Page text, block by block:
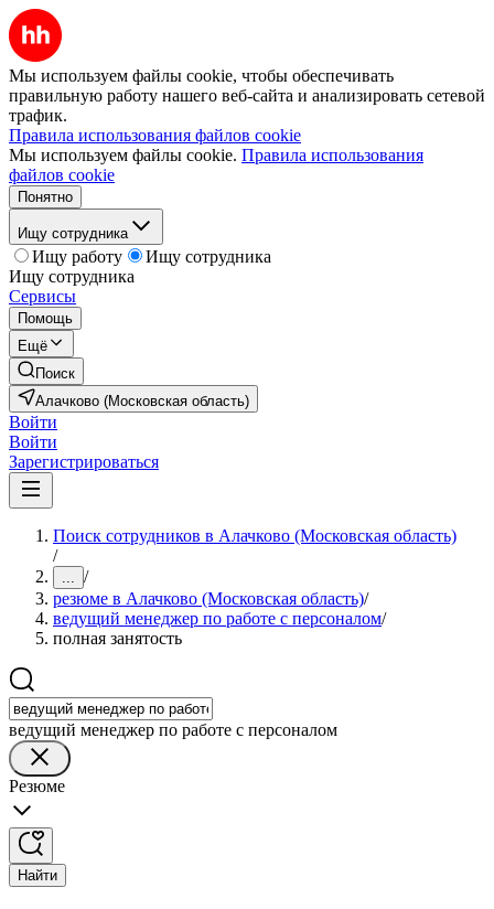
Мы используем файлы cookie, чтобы обеспечивать
правильную работу нашего веб-сайта и анализировать сетевой
трафик.
Правила использования файлов cookie
Мы используем файлы cookie. Правила использования
файлов cookie
Понятно
Ищу сотрудника
Ищу работу
Ищу сотрудника
Ищу сотрудника
Сервисы
Помощь
Ещё
Поиск
Алачково (Московская область)
Войти
Войти
Зарегистрироваться
Поиск сотрудников в Алачково (Московская область)
/
... /
резюме в Алачково (Московская область)/
ведущий менеджер по работе с персоналом/
полная занятость
ведущий менеджер по работе с персоналом
Резюме
Найти